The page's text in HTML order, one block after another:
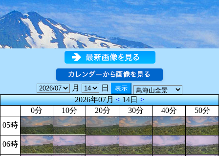
月
日
2026年07月<14日>
0分
10分 20分 30分 40分
50分
05時
06時